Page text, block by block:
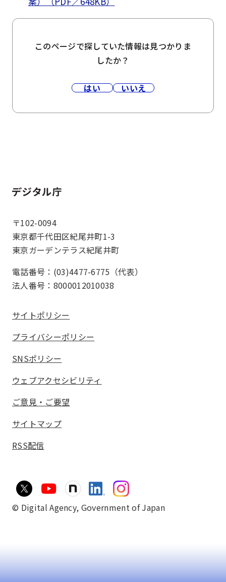
このページで探していた情報は見つかりま
したか？
はい いいえ
ホーム
〒102-0094
東京都千代田区紀尾井町1-3
東京ガーデンテラス紀尾井町
電話番号：(03)4477-6775（代表）
法人番号：8000012010038
サイトポリシー
プライバシーポリシー
SNSポリシー
ウェブアクセシビリティ
ご意見・ご要望
サイトマップ
RSS配信
© Digital Agency, Government of Japan